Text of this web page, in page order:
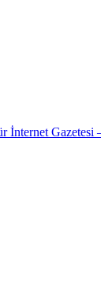
İnternet Gazetesi